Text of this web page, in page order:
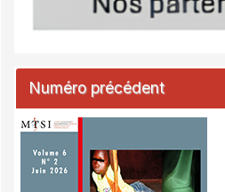
Numéro précédent